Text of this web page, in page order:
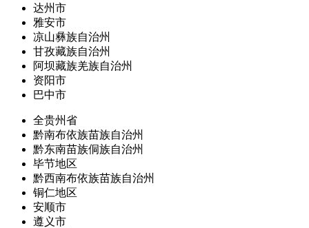
达州市
雅安市
凉山彝族自治州
甘孜藏族自治州
阿坝藏族羌族自治州
资阳市
巴中市
全贵州省
黔南布依族苗族自治州
黔东南苗族侗族自治州
毕节地区
黔西南布依族苗族自治州
铜仁地区
安顺市
遵义市